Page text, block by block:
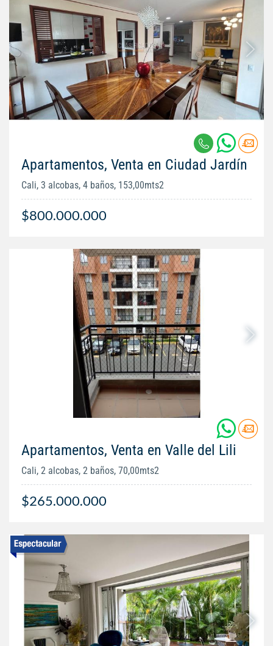
Apartamentos, Venta en Ciudad Jardín
Cali, 3 alcobas, 4 baños, 153,00mts2
$800.000.000
Apartamentos, Venta en Valle del Lili
Cali, 2 alcobas, 2 baños, 70,00mts2
$265.000.000